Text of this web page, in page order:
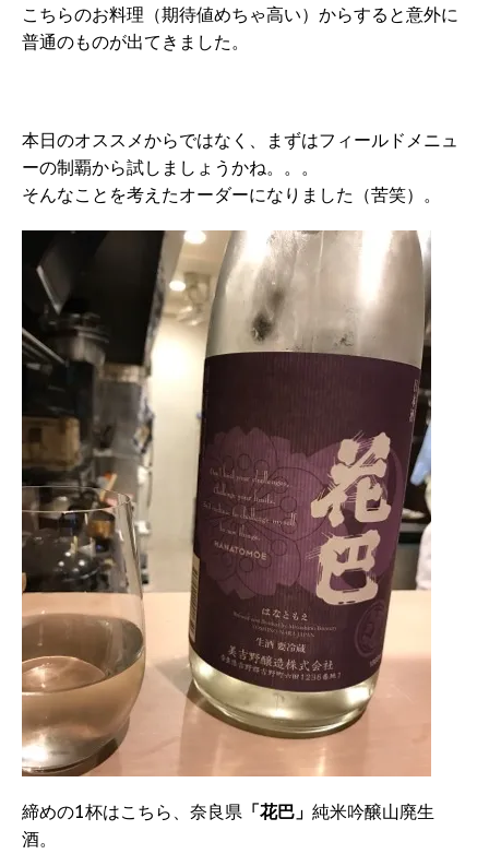
こちらのお料理（期待値めちゃ高い）からすると意外に
普通のものが出てきました。
本日のオススメからではなく、まずはフィールドメニュ
ーの制覇から試しましょうかね。。。
そんなことを考えたオーダーになりました（苦笑）。
締めの1杯はこちら、奈良県 「花巴」 純米吟醸山廃生
酒。